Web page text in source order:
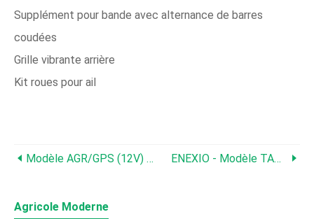
Supplément pour bande avec alternance de barres
coudées
Grille vibrante arrière
Kit roues pour ail
Modèle AGR/GPS (12V) - Compact Lisier ENEXIO - Modèle TAP160 - Stores Occultants 2H (Pièges Lumineux) Pour Elevage
Agricole Moderne